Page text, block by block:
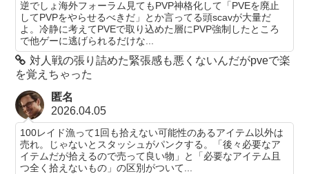
逆でしょ海外フォーラム見てもPVP神格化して「PVEを廃止
してPVPをやらせるべきだ」とか言ってる頭scavが大量だ
よ。冷静に考えてPVEで取り込めた層にPVP強制したところ
で他ゲーに逃げられるだけな...
対人戦の張り詰めた緊張感も悪くないんだがpveで楽
を覚えちゃった
匿名
2026.04.05
100レイド漁って1回も拾えない可能性のあるアイテム以外は
売れ。じゃないとスタッシュがパンクする。「後々必要なア
イテムだが拾えるので売って良い物」と「必要なアイテム且
つ全く拾えないもの」の区別がついて...